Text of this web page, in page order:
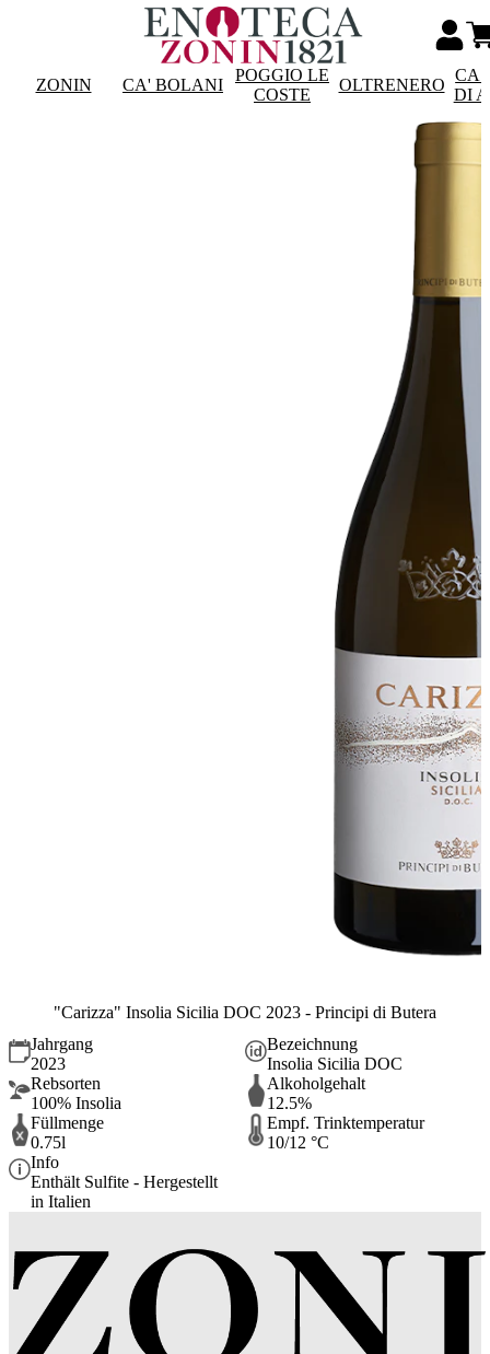
ZONIN CA' BOLANI
POGGIO LE
COSTE
OLTRENERO
DI
"Carizza" Insolia Sicilia DOC 2023 - Principi di Butera
Jahrgang
2023
Bezeichnung
Insolia Sicilia DOC
Rebsorten
100% Insolia
Alkoholgehalt
12.5%
Füllmenge
0.75l
Empf. Trinktemperatur
10/12 °C
Info
Enthält Sulfite - Hergestellt
in Italien